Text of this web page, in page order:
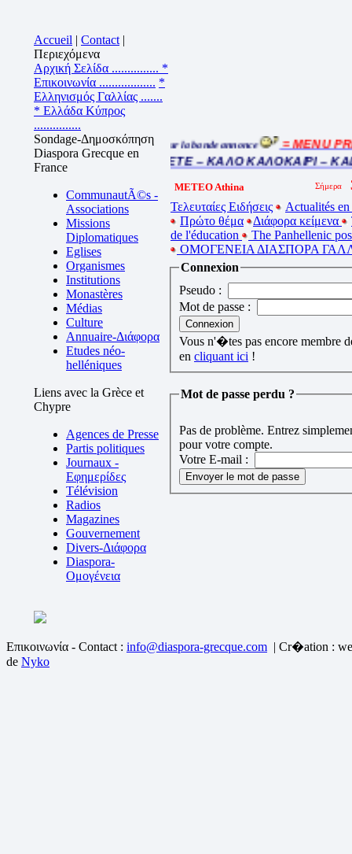
Accueil | Contact |
Περιεχόμενα
Αρχική Σελίδα ............... *
Επικοινωνία .................. *
Ελληνισμός Γαλλίας .......
* Ελλάδα Κύπρος
...............
Sondage-Δημοσκόπηση
Diaspora Grecque en
France
CommunautÃ©s -
Associations
Missions
Diplomatiques
Eglises
Organismes
Institutions
Monastères
Médias
Culture
Annuaire-Διάφορα
Etudes néo-
helléniques
Liens avec la Grèce et
Chypre
Agences de Presse
Partis politiques
Journaux -
Εφημερίδες
Télévision
Radios
Magazines
Gouvernement
Divers-Διάφορα
Diaspora-
Ομογένεια
Cliquez sur la bande annonce
= MENU
BEL ETE – ΚΑΛΟ ΚΑΛΟΚΑΙΡΙ –
METEO Athina
Τελευταίες Ειδήσεις
Actualités
Πρώτο θέμα
Διάφορα κείμενα
de l'éducation
The Panhellenic
ΟΜΟΓΕΝΕΙΑ ΔΙΑΣΠΟΡΑ
Connexion
Pseudo :
Mot de passe :
Vous n'�tes pas encore membre
en cliquant ici !
Mot de passe perdu ?
Pas de problème. Entrez
pour votre compte.
Votre E-mail :
Επικοινωνία - Contact : info@diaspora-grecque.com | Cr�ation :
de Nyko